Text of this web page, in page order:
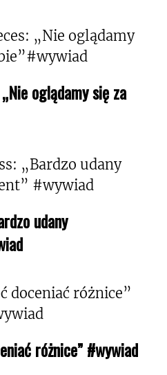
oglądamy się za
udany
różnice” #wywiad